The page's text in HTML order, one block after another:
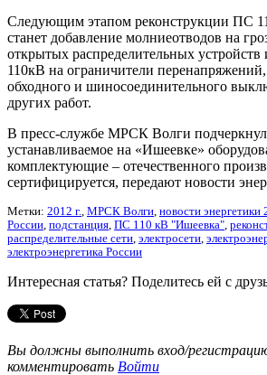
Следующим этапом реконструкции ПС
станет добавление молниеотводов на
открытых распределительных устройств
110кВ на ограничители перенапряжений,
обходного и шиносоединительного
других работ.
В пресс-службе МРСК Волги
устанавливаемое на «Ишеевке»
комплектующие – отечественного
сертифицируется, передают новости
Метки: 2012 г., МРСК Волги, новости энергетики
России, подстанция, ПС 110 кВ "Ишеевка",
распределительные сети, электросети,
электроэнергетика России
Интересная статья? Поделитесь ей с
Вы должны выполнить вход/
комментировать Войти